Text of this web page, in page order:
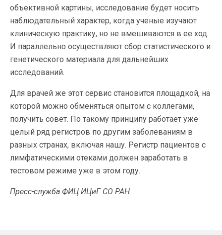
объективной картины, исследование будет носить
наблюдательный характер, когда ученые изучают
клиническую практику, но не вмешиваются в ее ход.
И параллельно осуществляют сбор статистического и
генетического материала для дальнейших
исследований.
Для врачей же этот сервис становится площадкой, на
которой можно обменяться опытом с коллегами,
получить совет. По такому принципу работает уже
целый ряд регистров по другим заболеваниям в
разных странах, включая нашу. Регистр пациентов с
лимфатическими отеками должен заработать в
тестовом режиме уже в этом году.
Пресс-служба ФИЦ ИЦиГ СО РАН